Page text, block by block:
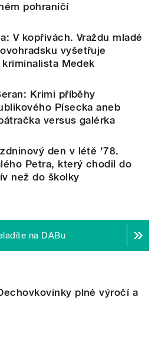
pohraničí
V kopřivách. Vraždu mladé
vyšetřuje
Medek
Krimi příběhy
Písecka aneb
versus galérka
den v létě '78.
Petra, který chodil do
než do školky
na DABu
plné výročí a